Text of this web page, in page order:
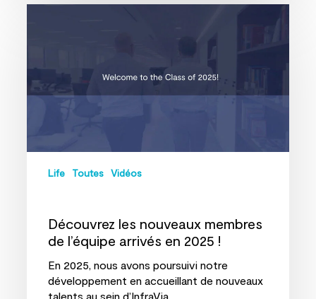
l’équipe
!
Life Toutes Vidéos
Découvrez les nouveaux membres
de l’équipe arrivés en 2025 !
En 2025, nous avons poursuivi notre
développement en accueillant de nouveaux
talents au sein d’InfraVia.